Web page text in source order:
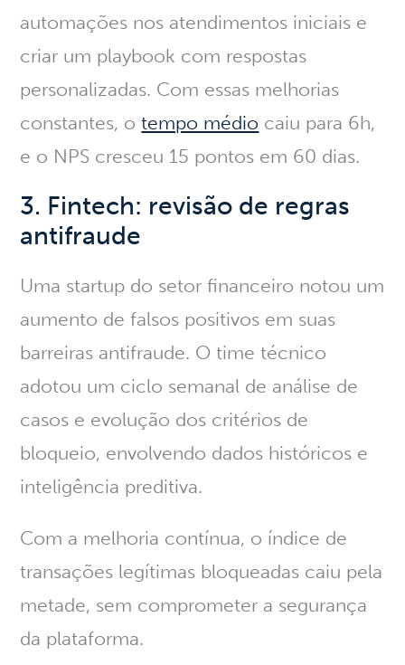
automações nos atendimentos iniciais e
criar um playbook com respostas
personalizadas. Com essas melhorias
constantes, otempo médio caiu para 6h,
e o NPS cresceu 15 pontos em 60 dias.
3. Fintech: revisão de regras
antifraude
Uma startup do setor financeiro notou um
aumento de falsos positivos em suas
barreiras antifraude. O time técnico
adotou um ciclo semanal de análise de
casos e evolução dos critérios de
bloqueio, envolvendo dados históricos e
inteligência preditiva.
Com a melhoria contínua, o índice de
transações legítimas bloqueadas caiu pela
metade, sem comprometer a segurança
da plataforma.